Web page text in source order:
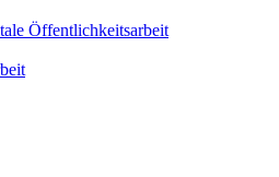
Öffentlichkeitsarbeit